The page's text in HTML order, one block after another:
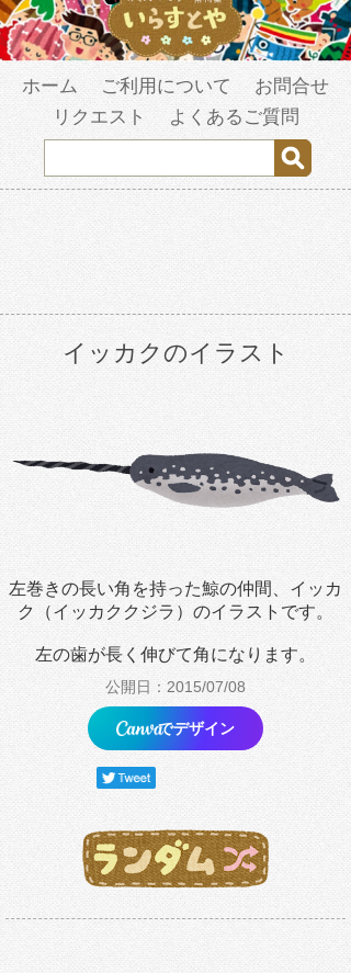
ホーム ご利用について
お問合せ
リクエスト
よくあるご質問
イッカクのイラスト
左巻きの長い角を持った鯨の仲間、イッカ
ク（イッカククジラ）のイラストです。
左の歯が長く伸びて角になります。
公開日：2015/07/08
でデザイン